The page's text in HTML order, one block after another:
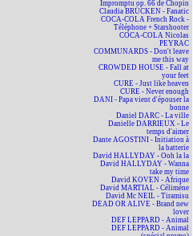
Impromptu op. 66 de Chopin
Claudia BRÜCKEN - Fanatic
COCA-COLA French Rock -
Téléphone + Starshooter
COCA-COLA Nicolas
PEYRAC
COMMUNARDS - Don't leave
me this way
CROWDED HOUSE - Fall at
your feet
CURE - Just like heaven
CURE - Never enough
DANI - Papa vient d'épouser la
bonne
Daniel DARC - La ville
Danielle DARRIEUX - Le
temps d'aimer
Dante AGOSTINI - Initiation à
la batterie
David HALLYDAY - Ooh la la
David HALLYDAY - Wanna
take my time
David KOVEN - Afrique
David MARTIAL - Célimène
David Mc NEIL - Tiramisu
DEAD OR ALIVE - Brand new
lover
DEF LEPPARD - Animal
DEF LEPPARD - Animal